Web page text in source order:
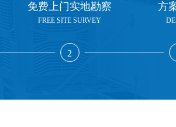
免费上门实地勘察
FREE SITE SURVEY
2
方